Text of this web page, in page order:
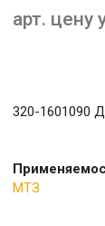
арт. цену
320-1601090
МТЗ